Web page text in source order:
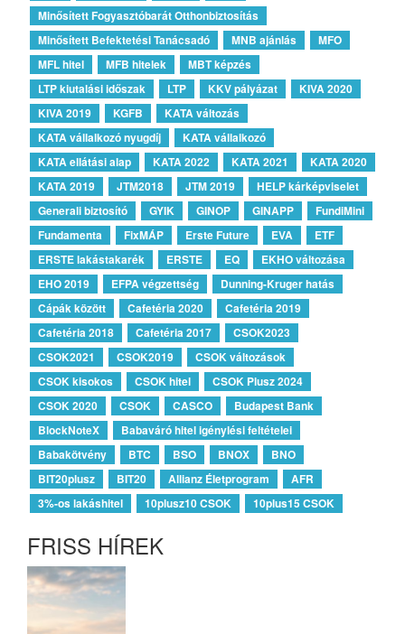
Minősített Fogyasztóbarát Otthonbiztosítás
Minősített Befektetési Tanácsadó
MNB ajánlás
MFO
MFL hitel
MFB hitelek
MBT képzés
LTP kiutalási időszak
LTP KKV pályázat
KIVA 2020
KIVA 2019
KGFB
KATA változás
KATA vállalkozó nyugdíj
KATA vállalkozó
KATA ellátási alap
KATA 2022 KATA 2021
KATA 2020
KATA 2019
JTM2018 JTM 2019
HELP kárképviselet
Generali biztosító
GYIK GINOP GINAPP
FundiMini
Fundamenta
FixMÁP Erste Future EVA
ETF
ERSTE lakástakarék
ERSTE EQ
EKHO változása
EHO 2019
EFPA végzettség
Dunning-Kruger hatás
Cápák között
Cafetéria 2020
Cafetéria 2019
Cafetéria 2018
Cafetéria 2017
CSOK2023
CSOK2021
CSOK2019
CSOK változások
CSOK kisokos
CSOK hitel
CSOK Plusz 2024
CSOK 2020
CSOK CASCO
Budapest Bank
BlockNoteX
Babaváró hitel igénylési feltételei
Babakötvény
BTC BSO BNOX
BNO
BIT20plusz
BIT20 Allianz Életprogram
AFR
3%-os lakáshitel
10plusz10 CSOK 10plus15 CSOK
FRISS HÍREK